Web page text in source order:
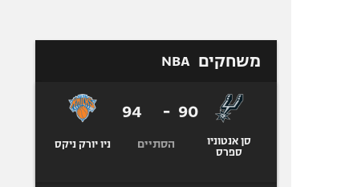
משחקים NBA
סן אנטוניו
ספרס
90
-
94
הסתיים ניו יורק ניקס